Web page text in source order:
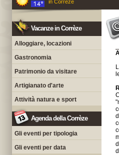
in Corrèze
Vacanze in Corrèze
Alloggiare, locazioni
Gastronomia
Patrimonio da visitare
Artigianato d'arte
Attività natura e sport
Agenda della Corrèze
Gli eventi per tipologia
Gli eventi per data